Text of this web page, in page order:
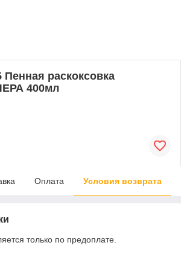
Пенная раскоксовка
400мл
Оплата Условия возврата
только по предоплате.